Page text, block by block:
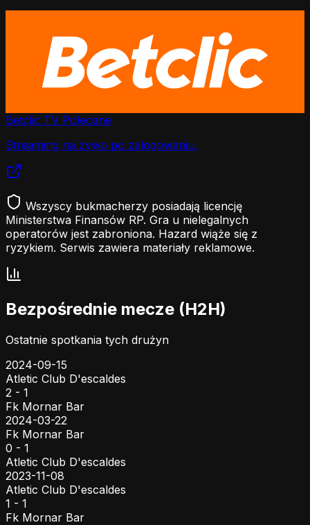
Betclic TV Polecane
Streaming na żywo po zalogowaniu.
Wszyscy bukmacherzy posiadają licencję
Ministerstwa Finansów RP. Gra u nielegalnych
operatorów jest zabroniona. Hazard wiąże się z
ryzykiem. Serwis zawiera materiały reklamowe.
Bezpośrednie mecze (H2H)
Ostatnie spotkania tych drużyn
2024-09-15
Atletic Club D'escaldes
2 - 1
Fk Mornar Bar
2024-03-22
Fk Mornar Bar
0 - 1
Atletic Club D'escaldes
2023-11-08
Atletic Club D'escaldes
1 - 1
Fk Mornar Bar